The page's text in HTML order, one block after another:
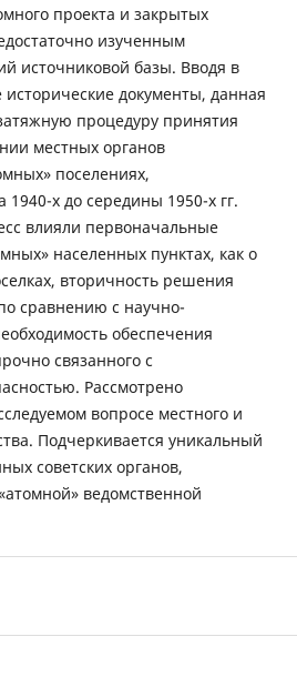
проекта и закрытых
изученным
источниковой базы. Вводя в
документы, данная
процедуру принятия
местных органов
поселениях,
х до середины 1950-х гг.
влияли первоначальные
населенных пунктах, как о
вторичность решения
сравнению с научно-
обеспечения
связанного с
Рассмотрено
вопросе местного и
Подчеркивается уникальный
советских органов,
ведомственной